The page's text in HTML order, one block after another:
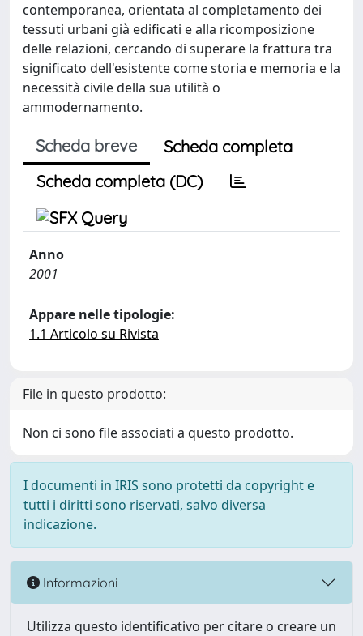
contemporanea, orientata al completamento dei
tessuti urbani già edificati e alla ricomposizione
delle relazioni, cercando di superare la frattura tra
significato dell'esistente come storia e memoria e la
necessità civile della sua utilità o
ammodernamento.
Scheda breve
Scheda completa
Scheda completa (DC)
Anno
2001
Appare nelle tipologie:
1.1 Articolo su Rivista
File in questo prodotto:
Non ci sono file associati a questo prodotto.
I documenti in IRIS sono protetti da copyright e
tutti i diritti sono riservati, salvo diversa
indicazione.
Informazioni
Utilizza questo identificativo per citare o creare un